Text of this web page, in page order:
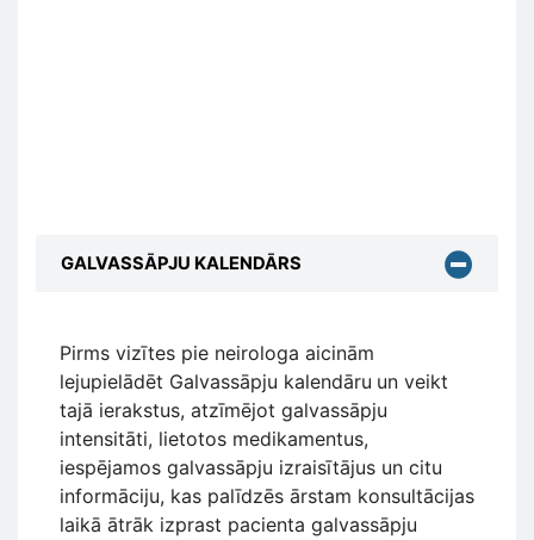
GALVASSĀPJU KALENDĀRS
Pirms vizītes pie neirologa aicinām
lejupielādēt Galvassāpju kalendāru un veikt
tajā ierakstus, atzīmējot galvassāpju
intensitāti, lietotos medikamentus,
iespējamos galvassāpju izraisītājus un citu
informāciju, kas palīdzēs ārstam konsultācijas
laikā ātrāk izprast pacienta galvassāpju